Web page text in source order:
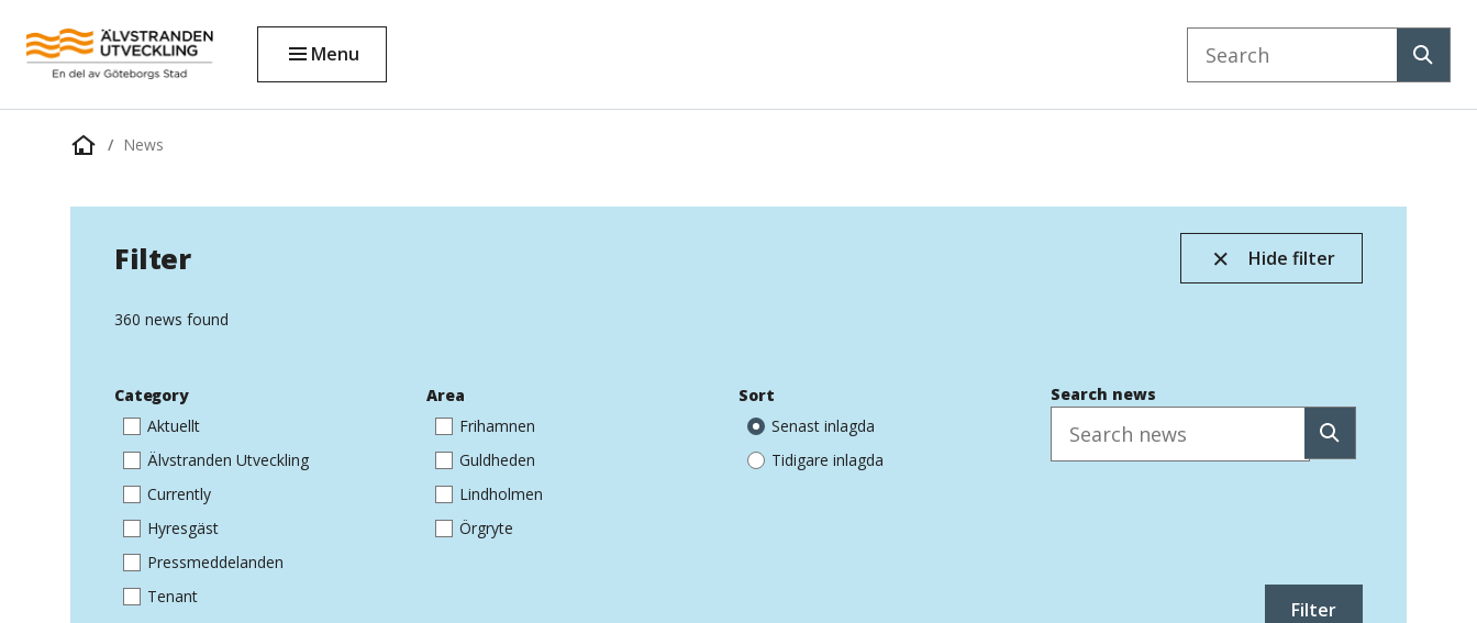
Menu
website
Search
Home
News
Filter Hide filter
360 news found
Category
Aktuellt
Älvstranden Utveckling
Currently
Hyresgäst
Pressmeddelanden
Tenant
Area
Frihamnen
Guldheden
Lindholmen
Örgryte
Sort
Senast inlagda
Tidigare inlagda
Search news
Search
Filter